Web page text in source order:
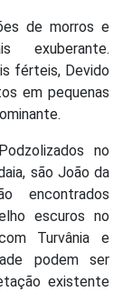
de morros e
exuberante.
férteis, Devido
em pequenas
no
são João da
encontrados
escuros no
Turvânia e
podem ser
existente